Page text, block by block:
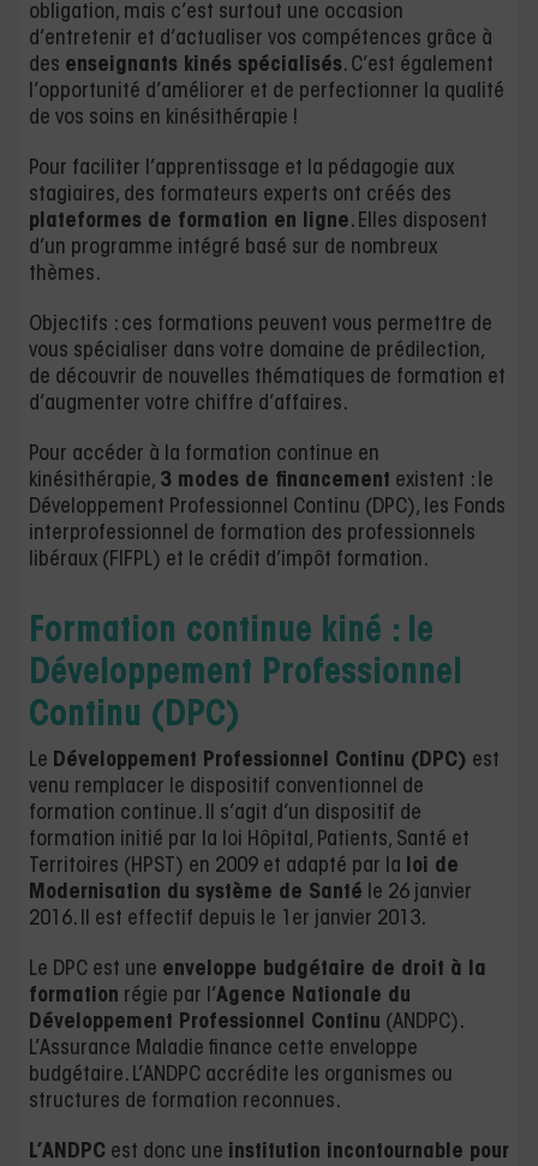
obligation, mais c’est surtout une occasion
d’entretenir et d’actualiser vos compétences grâce à
des enseignants kinés spécialisés. C’est également
l’opportunité d’améliorer et de perfectionner la qualité
de vos soins en kinésithérapie !
Pour faciliter l’apprentissage et la pédagogie aux
stagiaires, des formateurs experts ont créés des
plateformes de formation en ligne. Elles disposent
d’un programme intégré basé sur de nombreux
thèmes.
Objectifs : ces formations peuvent vous permettre de
vous spécialiser dans votre domaine de prédilection,
de découvrir de nouvelles thématiques de formation et
d’augmenter votre chiffre d’affaires.
Pour accéder à la formation continue en
kinésithérapie, 3 modes de financement existent : le
Développement Professionnel Continu (DPC), les Fonds
interprofessionnel de formation des professionnels
libéraux (FIFPL) et le crédit d’impôt formation.
Formation continue kiné : le
Développement Professionnel
Continu (DPC)
Le Développement Professionnel Continu (DPC) est
venu remplacer le dispositif conventionnel de
formation continue. Il s’agit d’un dispositif de
formation initié par la loi Hôpital, Patients, Santé et
Territoires (HPST) en 2009 et adapté par la loi de
Modernisation du système de Santé le 26 janvier
2016. Il est effectif depuis le 1er janvier 2013.
Le DPC est une enveloppe budgétaire de droit à la
formation régie par l’Agence Nationale du
Développement Professionnel Continu (ANDPC).
L’Assurance Maladie finance cette enveloppe
budgétaire. L’ANDPC accrédite les organismes ou
structures de formation reconnues.
L’ANDPC est donc une institution incontournable pour